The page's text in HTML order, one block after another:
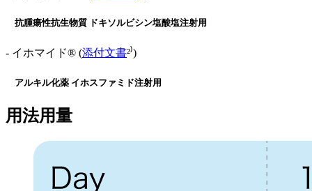
抗腫瘍性抗生物質 ドキソルビシン塩酸塩注射用
- イホマイド® (添付文書²⁾)
アルキル化薬 イホスファミド注射用
用法用量